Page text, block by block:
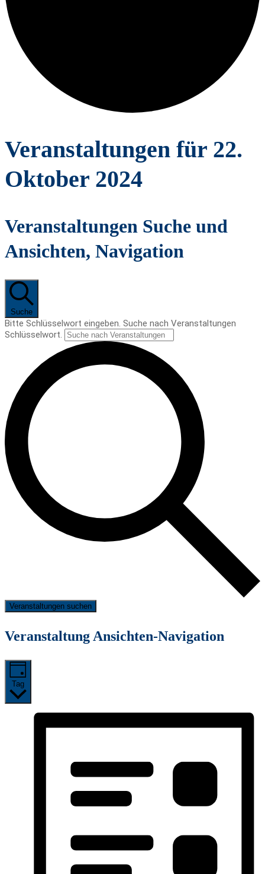
Veranstaltungen für 22.
Oktober 2024
Veranstaltungen Suche und
Ansichten, Navigation
Suche
Bitte Schlüsselwort eingeben. Suche nach Veranstaltungen
Schlüsselwort.
Veranstaltungen suchen
Veranstaltung Ansichten-Navigation
Tag